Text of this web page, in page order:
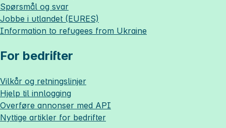
Spørsmål og svar
Jobbe i utlandet (EURES)
Information to refugees from Ukraine
For bedrifter
Vilkår og retningslinjer
Hjelp til innlogging
Overføre annonser med API
Nyttige artikler for bedrifter